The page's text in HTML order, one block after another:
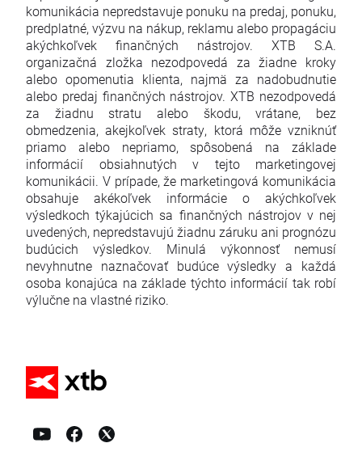
komunikácia nepredstavuje ponuku na predaj, ponuku,
predplatné, výzvu na nákup, reklamu alebo propagáciu
akýchkoľvek finančných nástrojov. XTB S.A.
organizačná zložka nezodpovedá za žiadne kroky
alebo opomenutia klienta, najmä za nadobudnutie
alebo predaj finančných nástrojov. XTB nezodpovedá
za žiadnu stratu alebo škodu, vrátane, bez
obmedzenia, akejkoľvek straty, ktorá môže vzniknúť
priamo alebo nepriamo, spôsobená na základe
informácií obsiahnutých v tejto marketingovej
komunikácii. V prípade, že marketingová komunikácia
obsahuje akékoľvek informácie o akýchkoľvek
výsledkoch týkajúcich sa finančných nástrojov v nej
uvedených, nepredstavujú žiadnu záruku ani prognózu
budúcich výsledkov. Minulá výkonnosť nemusí
nevyhnutne naznačovať budúce výsledky a každá
osoba konajúca na základe týchto informácií tak robí
výlučne na vlastné riziko.